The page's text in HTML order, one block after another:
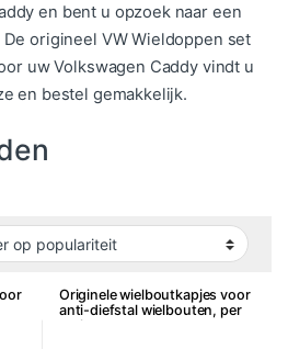
en bent u opzoek naar een
origineel VW Wieldoppen set
uw Volkswagen Caddy vindt u
en bestel gemakkelijk.
op populariteit
Originele wielboutkapjes voor
anti-diefstal wielbouten, per
stuk